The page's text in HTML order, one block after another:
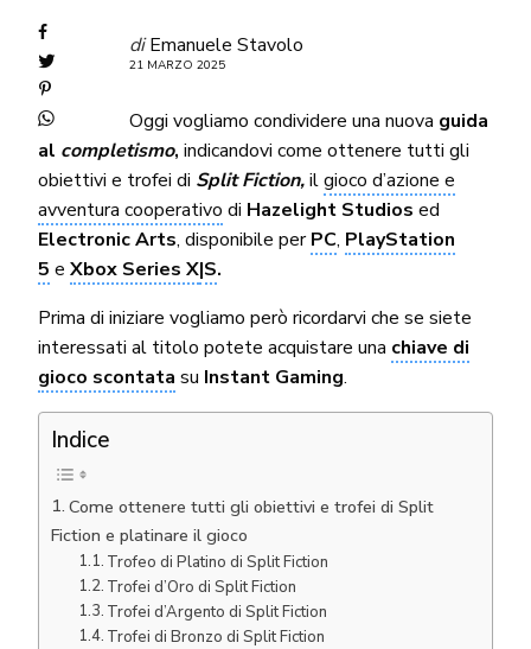
di Emanuele Stavolo
21 MARZO 2025
Oggi vogliamo condividere una nuova guida
al completismo, indicandovi come ottenere tutti gli
obiettivi e trofei di Split Fiction,ilgioco d’azione e
avventura cooperativo di Hazelight Studios ed
Electronic Arts, disponibile perPC, PlayStation
5 e Xbox Series X|S.
Prima di iniziare vogliamo però ricordarvi che se siete
interessati al titolo potete acquistare una chiave di
gioco scontata su Instant Gaming.
Indice
Come ottenere tutti gli obiettivi e trofei di Split
Fiction e platinare il gioco
Trofeo di Platino di Split Fiction
Trofei d’Oro di Split Fiction
Trofei d’Argento di Split Fiction
Trofei di Bronzo di Split Fiction